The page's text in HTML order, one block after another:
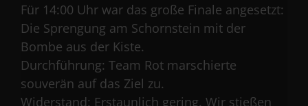
Für 14:00 Uhr war das große Finale angesetzt:
Die Sprengung am Schornstein mit der
Bombe aus der Kiste.
Durchführung: Team Rot marschierte
souverän auf das Ziel zu.
Widerstand: Erstaunlich gering. Wir stießen